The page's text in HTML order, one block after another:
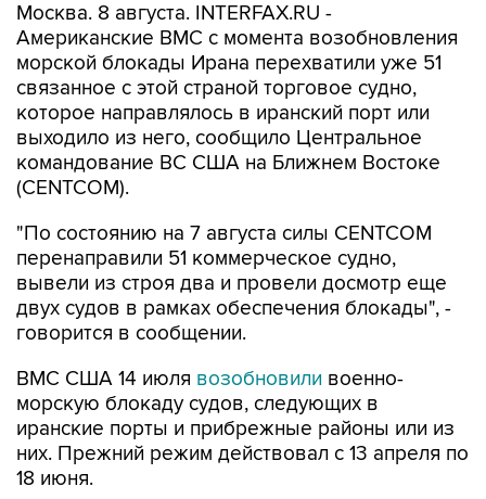
Москва. 8 августа. INTERFAX.RU -
Американские ВМС с момента возобновления
морской блокады Ирана перехватили уже 51
связанное с этой страной торговое судно,
которое направлялось в иранский порт или
выходило из него, сообщило Центральное
командование ВС США на Ближнем Востоке
(CENTCOM).
"По состоянию на 7 августа силы CENTCOM
перенаправили 51 коммерческое судно,
вывели из строя два и провели досмотр еще
двух судов в рамках обеспечения блокады", -
говорится в сообщении.
ВМС США 14 июля возобновили военно-
морскую блокаду судов, следующих в
иранские порты и прибрежные районы или из
них. Прежний режим действовал с 13 апреля по
18 июня.